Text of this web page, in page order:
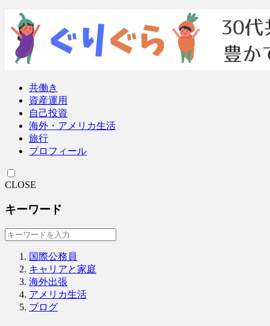
共働き
資産運用
自己投資
海外・アメリカ生活
旅行
プロフィール
CLOSE
キーワード
国際公務員
キャリアと家庭
海外出張
アメリカ生活
ブログ